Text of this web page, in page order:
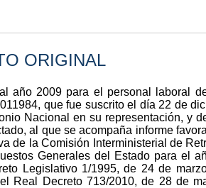
ORIGINAL
año 2009 para el personal laboral
que fue suscrito el día 22 de
Nacional en su representación, y
al que se acompaña informe
de la Comisión Interministerial de
Generales del Estado para el
Legislativo 1/1995, de 24 de
Real Decreto 713/2010, de 28 de